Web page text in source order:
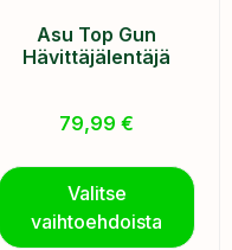
Asu Top Gun
Hävittäjälentäjä
79,99 €
Valitse
vaihtoehdoista